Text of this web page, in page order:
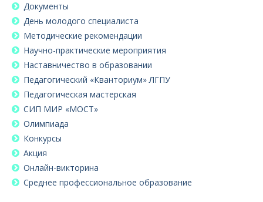
Документы
День молодого специалиста
Методические рекомендации
Научно-практические мероприятия
Наставничество в образовании
Педагогический «Кванториум» ЛГПУ
Педагогическая мастерская
СИП МИР «МОСТ»
Олимпиада
Конкурсы
Акция
Онлайн-викторина
Среднее профессиональное образование